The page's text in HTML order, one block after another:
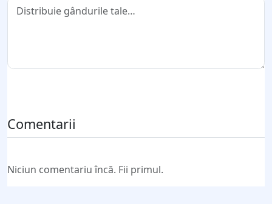
Comentarii
Niciun comentariu încă. Fii primul.